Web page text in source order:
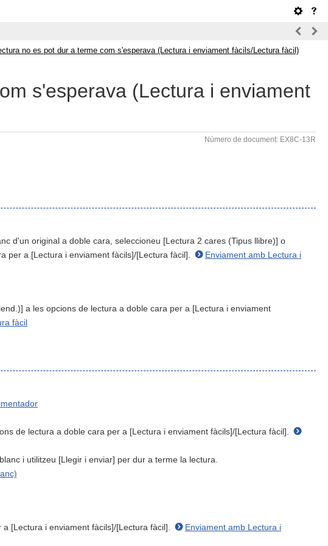
no es pot dur a terme com s'esperava (Lectura i enviament fàcils/Lectura fàcil)
s'esperava (Lectura i enviament
Número de document: EX8C-13R
d'un original a doble cara, seleccioneu [Lectura 2 cares (Tipus llibre)] o
per a [Lectura i enviament fàcils]/[Lectura fàcil].
Enviament amb Lectura i
a les opcions de lectura a doble cara per a [Lectura i enviament
fàcil
de lectura a doble cara per a [Lectura i enviament fàcils]/[Lectura fàcil].
i utilitzeu [Llegir i enviar] per dur a terme la lectura.
[Lectura i enviament fàcils]/[Lectura fàcil].
Enviament amb Lectura i